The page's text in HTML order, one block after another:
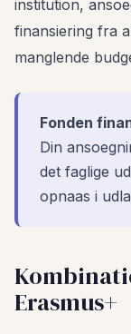
institution,
finansiering fra
manglende
Fonden
Din
det faglige
opnaas i
Erasmus+